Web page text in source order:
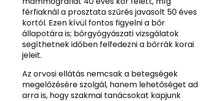
férfiaknál a prosztata szűrés javasolt 50 éves
kortól. Ezen kívül fontos figyelni a bőr
állapotára is; bőrgyógyászati vizsgálatok
segíthetnek időben felfedezni a bőrrák korai
jeleit.
Az orvosi ellátás nemcsak a betegségek
megelőzésére szolgál, hanem lehetőséget ad
arra is, hogy szakmai tanácsokat kapjunk